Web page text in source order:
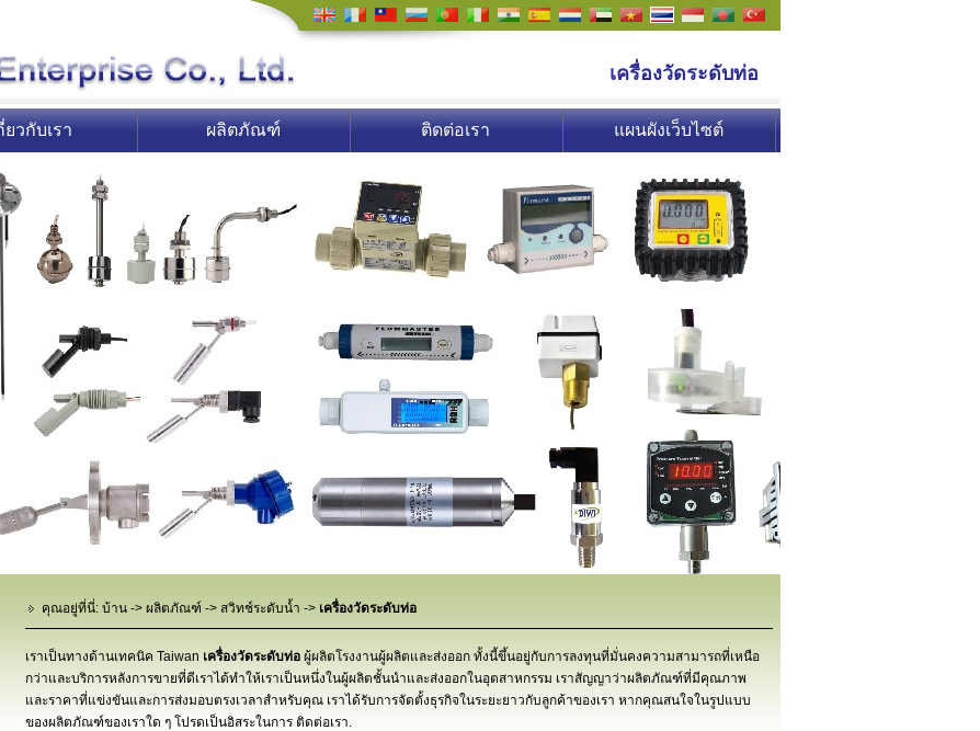
เครื่องวัดระดับท่อ
ยวกับเรา ผลิตภัณฑ์ ติดต่อเรา แผนผังเว็บไซต์
คุณอยู่ที่นี่: บ้าน -> ผลิตภัณฑ์ -> สวิทช์ระดับน้ำ -> เครื่องวัดระดับท่อ
เราเป็นทางด้านเทคนิค Taiwan เครื่องวัดระดับท่อ ผู้ผลิตโรงงานผู้ผลิตและส่งออก ทั้งนี้ขึ้นอยู่กับการลงทุนที่มั่นคงความสามารถที่เหนือ
กว่าและบริการหลังการขายที่ดีเราได้ทำให้เราเป็นหนึ่งในผู้ผลิตชั้นนำและส่งออกในอุตสาหกรรม เราสัญญาว่าผลิตภัณฑ์ที่มีคุณภาพ
และราคาที่แข่งขันและการส่งมอบตรงเวลาสำหรับคุณ เราได้รับการจัดตั้งธุรกิจในระยะยาวกับลูกค้าของเรา หากคุณสนใจในรูปแบบ
ของผลิตภัณฑ์ของเราใด ๆ โปรดเป็นอิสระในการ ติดต่อเรา.